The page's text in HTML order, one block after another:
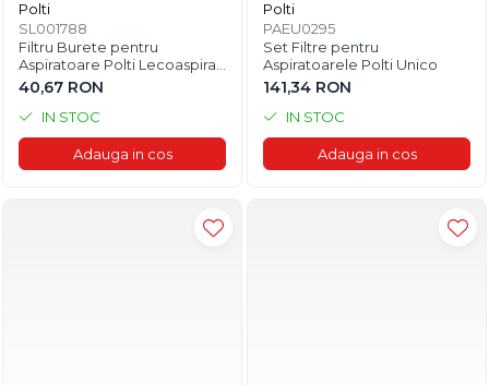
Polti
SL001788
Filtru Burete pentru
Aspiratoare Polti Lecoaspira
si Lecologico
40,67 RON
IN STOC
Adauga in cos
Polti
PAEU0295
Set Filtre pentru
Aspiratoarele Polti Unico
141,34 RON
IN STOC
Adauga in cos